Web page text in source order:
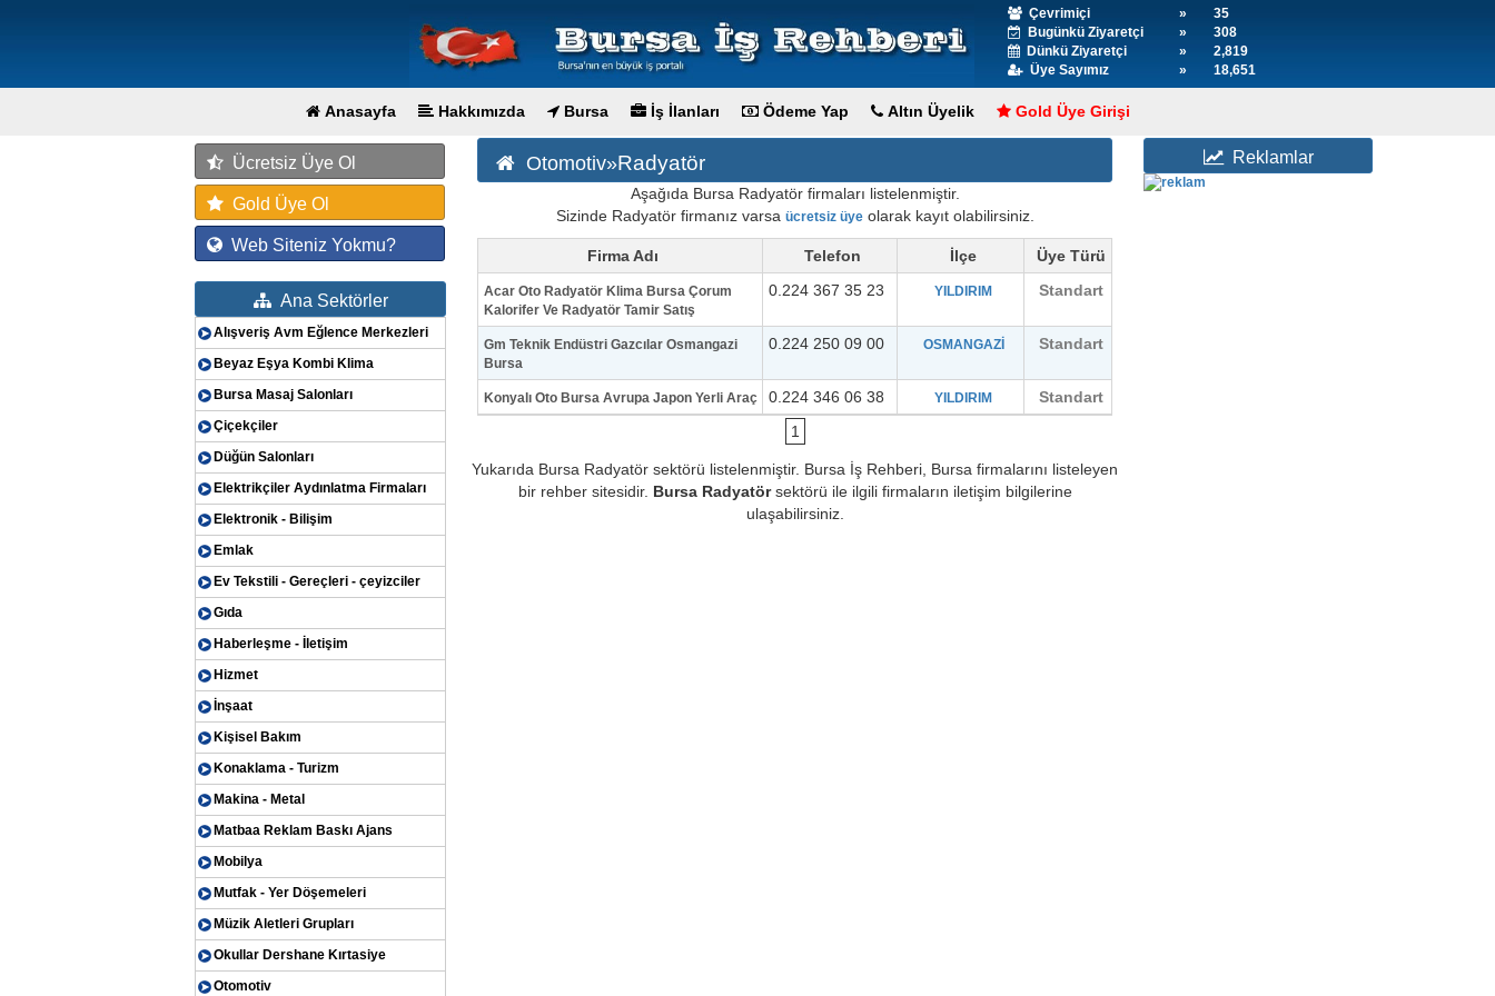
Çevrimiçi »
35
Bugünkü Ziyaretçi
»
308
Dünkü Ziyaretçi
»
2,819
Üye Sayımız
» 18,651
Anasayfa Hakkımızda Bursa İş İlanları Ödeme Yap Altın Üyelik Gold Üye Girişi
Ücretsiz Üye Ol
Gold Üye Ol
Web Siteniz Yokmu?
Ana Sektörler
Alışveriş Avm Eğlence Merkezleri
Beyaz Eşya Kombi Klima
Bursa Masaj Salonları
Çiçekçiler
Düğün Salonları
Elektrikçiler Aydınlatma Firmaları
Elektronik - Bilişim
Emlak
Ev Tekstili - Gereçleri - çeyizciler
Gıda
Haberleşme - İletişim
Hizmet
İnşaat
Kişisel Bakım
Konaklama - Turizm
Makina - Metal
Matbaa Reklam Baskı Ajans
Mobilya
Mutfak - Yer Döşemeleri
Müzik Aletleri Grupları
Okullar Dershane Kırtasiye
Otomotiv
Otomotiv»Radyatör
Aşağıda Bursa Radyatör firmaları listelenmiştir.
Sizinde Radyatör firmanız varsa ücretsiz üyeolarak kayıt olabilirsiniz.
Firma Adı Telefon İlçe Üye Türü
Acar Oto Radyatör Klima Bursa Çorum
Kalorifer Ve Radyatör Tamir Satış
0.224 367 35 23 YILDIRIM Standart
Gm Teknik Endüstri Gazcılar Osmangazi
Bursa
0.224 250 09 00 OSMANGAZİ Standart
Konyalı Oto Bursa Avrupa Japon Yerli Araç 0.224 346 06 38 YILDIRIM
Standart
1
Yukarıda Bursa Radyatör sektörü listelenmiştir. Bursa İş Rehberi, Bursa firmalarını listeleyen
bir rehber sitesidir. Bursa Radyatörsektörü ile ilgili firmaların iletişim bilgilerine
ulaşabilirsiniz.
Reklamlar